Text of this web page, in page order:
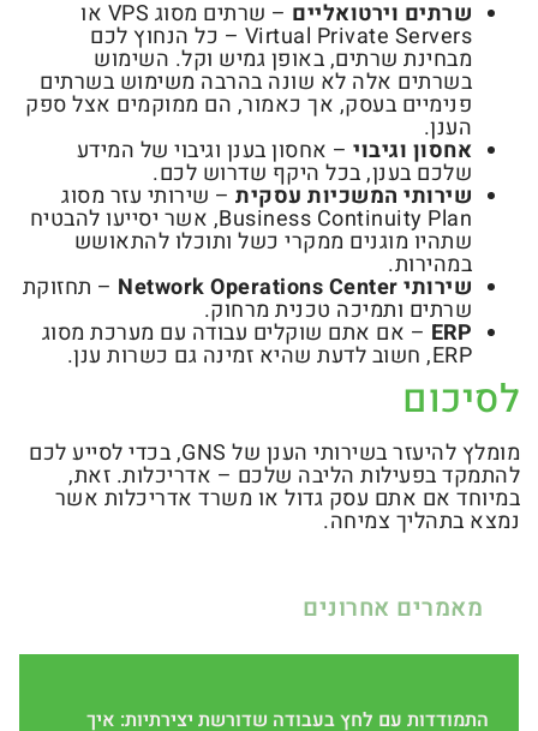
שרתים וירטואליים
– שרתים מסוג VPS או
Virtual Private Servers – כל הנחוץ לכם
מבחינת שרתים, באופן גמיש וקל. השימוש
בשרתים אלה לא שונה בהרבה משימוש בשרתים
פנימיים בעסק, אך כאמור, הם ממוקמים אצל ספק
הענן.
אחסון וגיבוי – אחסון בענן וגיבוי של המידע
שלכם בענן, בכל היקף שדרוש לכם.
שירותי המשכיות עסקית – שירותי עזר מסוג
Business Continuity Plan, אשר יסייעו להבטיח
שתהיו מוגנים ממקרי כשל ותוכלו להתאושש
במהירות.
שירותיNetwork Operations Center – תחזוקת
שרתים ותמיכה טכנית מרחוק.
ERP – אם אתם שוקלים עבודה עם מערכת מסוג
ERP, חשוב לדעת שהיא זמינה גם כשרות ענן.
לסיכום
מומלץ להיעזר בשירותי הענן של GNS, בכדי לסייע לכם
להתמקד בפעילות הליבה שלכם – אדריכלות. זאת,
במיוחד אם אתם עסק גדול או משרד אדריכלות אשר
נמצא בתהליך צמיחה.
מאמרים אחרונים
התמודדות עם לחץ בעבודה שדורשת יצירתיות: איך